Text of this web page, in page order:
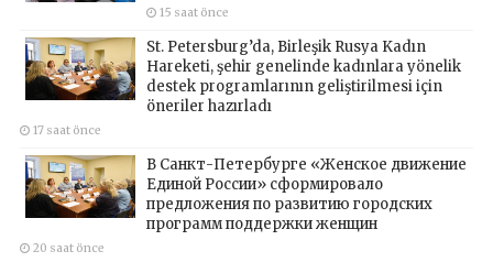
15 saat önce
St. Petersburg’da, Birleşik Rusya Kadın
Hareketi, şehir genelinde kadınlara yönelik
destek programlarının geliştirilmesi için
öneriler hazırladı
17 saat önce
В Санкт-Петербурге «Женское движение
Единой России» сформировало
предложения по развитию городских
программ поддержки женщин
20 saat önce